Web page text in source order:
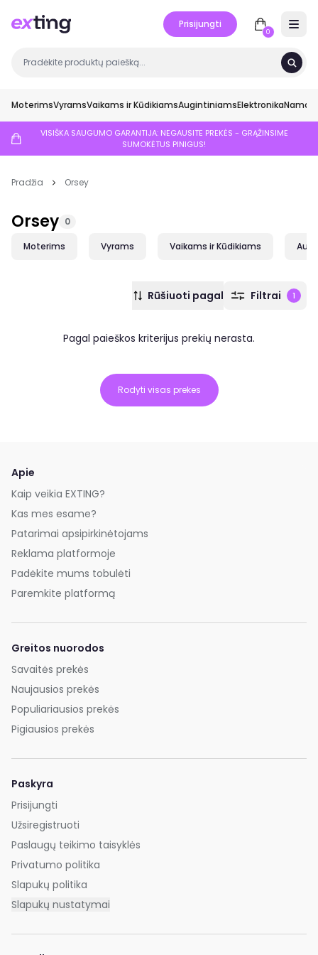
Prisijungti
0
MoterimsVyramsVaikams ir KūdikiamsAugintiniamsElektronikaNamai
VISIŠKA SAUGUMO GARANTIJA: NEGAUSITE PREKĖS - GRĄŽINSIME
SUMOKĖTUS PINIGUS!
Pradžia Orsey
Orsey 0
Moterims Vyrams Vaikams ir Kūdikiams
Rūšiuoti pagal Filtrai 1
Pagal paieškos kriterijus prekių nerasta.
Rodyti visas prekes
Apie
Kaip veikia EXTING?
Kas mes esame?
Patarimai apsipirkinėtojams
Reklama platformoje
Padėkite mums tobulėti
Paremkite platformą
Greitos nuorodos
Savaitės prekės
Naujausios prekės
Populiariausios prekės
Pigiausios prekės
Paskyra
Prisijungti
Užsiregistruoti
Paslaugų teikimo taisyklės
Privatumo politika
Slapukų politika
Slapukų nustatymai